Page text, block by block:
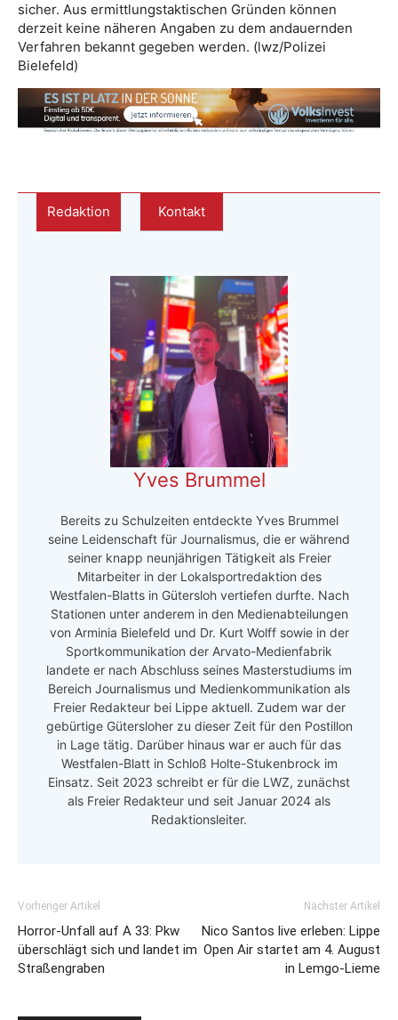
sicher. Aus ermittlungstaktischen Gründen können
derzeit keine näheren Angaben zu dem andauernden
Verfahren bekannt gegeben werden. (lwz/Polizei
Bielefeld)
Redaktion Kontakt
Yves Brummel
Bereits zu Schulzeiten entdeckte Yves Brummel
seine Leidenschaft für Journalismus, die er während
seiner knapp neunjährigen Tätigkeit als Freier
Mitarbeiter in der Lokalsportredaktion des
Westfalen-Blatts in Gütersloh vertiefen durfte. Nach
Stationen unter anderem in den Medienabteilungen
von Arminia Bielefeld und Dr. Kurt Wolff sowie in der
Sportkommunikation der Arvato-Medienfabrik
landete er nach Abschluss seines Masterstudiums im
Bereich Journalismus und Medienkommunikation als
Freier Redakteur bei Lippe aktuell. Zudem war der
gebürtige Gütersloher zu dieser Zeit für den Postillon
in Lage tätig. Darüber hinaus war er auch für das
Westfalen-Blatt in Schloß Holte-Stukenbrock im
Einsatz. Seit 2023 schreibt er für die LWZ, zunächst
als Freier Redakteur und seit Januar 2024 als
Redaktionsleiter.
Vorheriger Artikel
Horror-Unfall auf A 33: Pkw
überschlägt sich und landet im
Straßengraben
Nächster Artikel
Nico Santos live erleben: Lippe
Open Air startet am 4. August
in Lemgo-Lieme